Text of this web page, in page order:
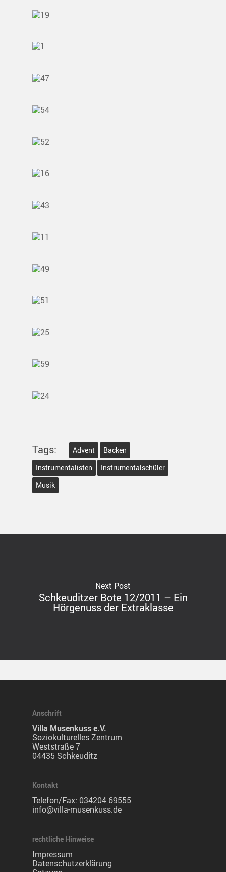
Tags: Advent
Backen
Instrumentalisten
Instrumentalschüler
Musik
Next Post
Schkeuditzer Bote 12/2011 – Ein
Hörgenuss der Extraklasse
Anschrift
Villa Musenkuss e.V.
Soziokulturelles Zentrum
Weststraße 7
04435 Schkeuditz
Kontakt
Telefon/Fax: 034204 69555
info@villa-musenkuss.de
rechtliche Hinweise
Impressum
Datenschutzerklärung